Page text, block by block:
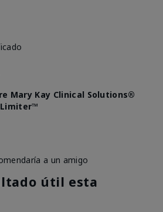
Mary Kay Clinical Solutions®
a un amigo
útil esta